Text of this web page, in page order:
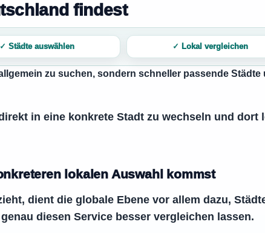
findest
✓ Städte auswählen ✓ Lokal vergleichen
zu suchen, sondern schneller passende Städte
in eine konkrete Stadt zu wechseln und dort
lokalen Auswahl kommst
dient die globale Ebene vor allem dazu,
diesen Service besser vergleichen lassen.